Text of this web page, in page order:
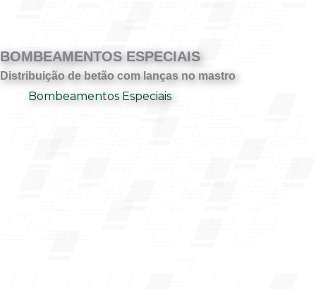
BOMBEAMENTOS ESPECIAIS
Distribuição de betão com lanças no mastro
Bombeamentos Especiais